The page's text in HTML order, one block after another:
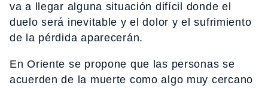
va a llegar alguna situación difícil donde el
duelo será inevitable y el dolor y el sufrimiento
de la pérdida aparecerán.
En Oriente se propone que las personas se
acuerden de la muerte como algo muy cercano